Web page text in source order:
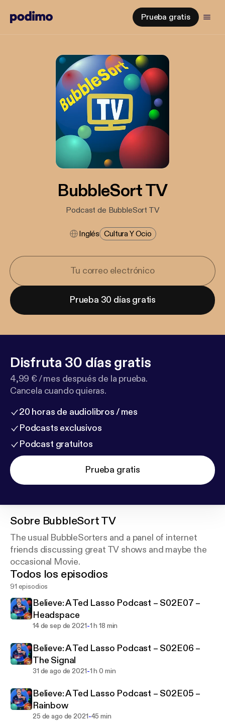
Prueba gratis
BubbleSort TV
Podcast de BubbleSort TV
Inglés Cultura Y Ocio
Prueba 30 días gratis
Disfruta 30 días gratis
4,99 € / mes después de la prueba.
Cancela cuando quieras.
20 horas de audiolibros / mes
Podcasts exclusivos
Podcast gratuitos
Prueba gratis
Sobre BubbleSort TV
The usual BubbleSorters and a panel of internet
friends discussing great TV shows and maybe the
occasional Movie.
Todos los episodios
91 episodios
Believe: A Ted Lasso Podcast – S02E07 –
Headspace
14 de sep de 2021-1 h 18 min
Believe: A Ted Lasso Podcast – S02E06 –
The Signal
31 de ago de 2021-1 h 0 min
Believe: A Ted Lasso Podcast – S02E05 –
Rainbow
25 de ago de 2021-45 min